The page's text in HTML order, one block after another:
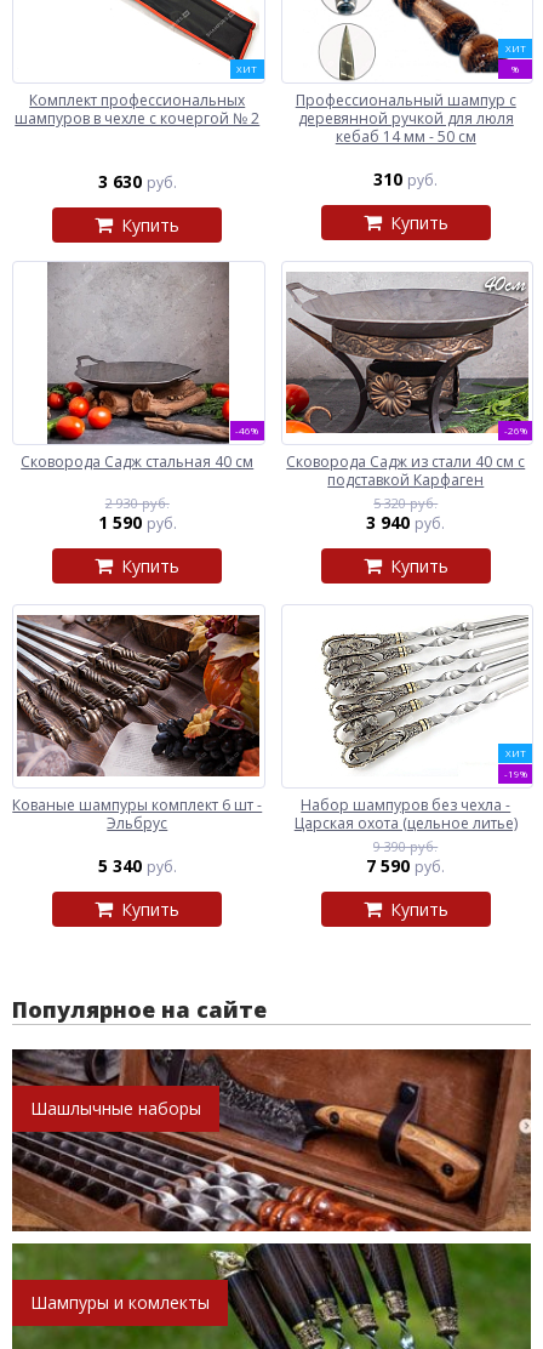
ХИТ
Комплект профессиональных
шампуров в чехле с кочергой № 2
3 630 руб.
Купить
ХИТ
%
Профессиональный шампур с
деревянной ручкой для люля
кебаб 14 мм - 50 см
310 руб.
Купить
-46%
Сковорода Садж стальная 40 см
2 930 руб.
1 590 руб.
Купить
-26%
Сковорода Садж из стали 40 см с
подставкой Карфаген
5 320 руб.
3 940 руб.
Купить
Кованые шампуры комплект 6 шт -
Эльбрус
5 340 руб.
Купить
ХИТ
-19%
Набор шампуров без чехла -
Царская охота (цельное литье)
9 390 руб.
7 590 руб.
Купить
Популярное на сайте
Шашлычные наборы
Шампуры и комлекты